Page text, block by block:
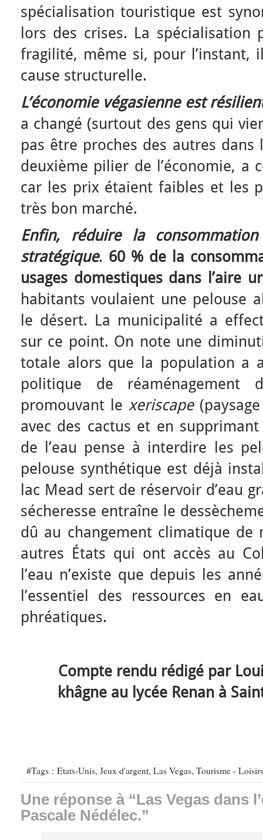
spécialisation touristique est
lors des crises. La
fragilité, même si, pour l’instant,
cause structurelle.
L’économie végasienne est
a changé (surtout des gens qui
pas être proches des autres dans
deuxième pilier de l’économie, a
car les prix étaient faibles et les
très bon marché.
Enfin, réduire la
stratégique. 60 % de la
usages domestiques dans l’aire
habitants voulaient une pelouse
le désert. La municipalité a
sur ce point. On note une
totale alors que la population a
politique de réaménagement
promouvant le xeriscape
avec des cactus et en
de l’eau pense à interdire les
pelouse synthétique est déjà
lac Mead sert de réservoir d’eau
sécheresse entraîne le
dû au changement climatique de
autres États qui ont accès au
l’eau n’existe que depuis les
l’essentiel des ressources en
phréatiques.
Compte rendu rédigé par
khâgne au lycée Renan à
#Tags : Etats-Unis, Jeux d'argent, Las Vegas, Tourisme -
Une réponse à “Las Vegas dans
Pascale Nédélec.”